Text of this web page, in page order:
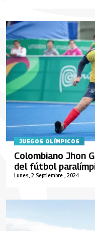
JUEGOS OLÍMPICOS
Lunes, 2 Septiembre , 2024
Colombiano Jhon
del fútbol